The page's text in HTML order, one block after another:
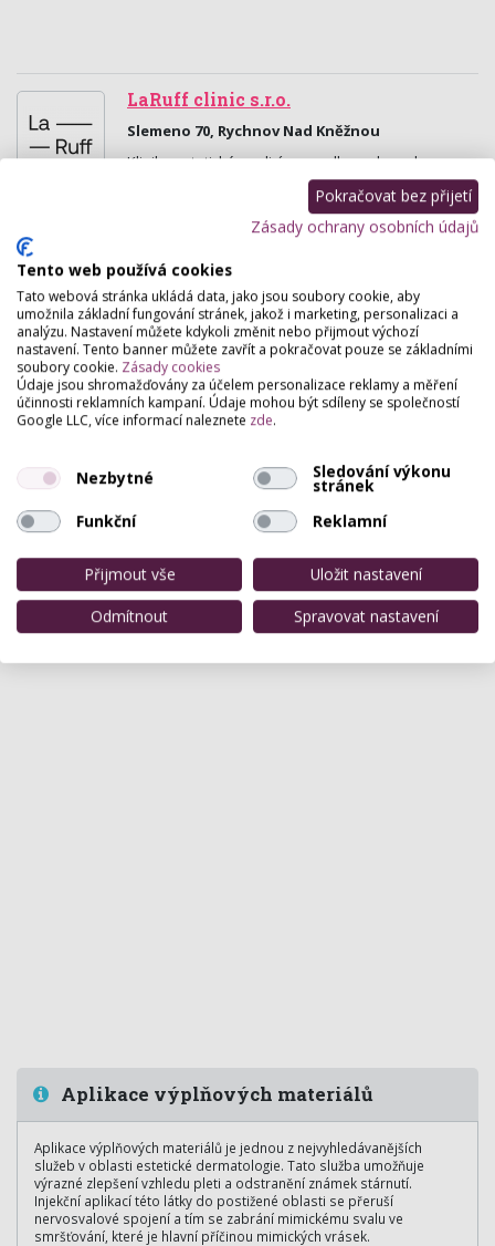
LaRuff clinic s.r.o.
Slemeno 70, Rychnov Nad Kněžnou
Klinika estetické medicíny a wellness komplex pro
Kosmetické A Nehtové Studio Cool
Smetanova 481/13 , Žďár Nad Sázavou
Kosmetická ošetření všech typů pleti - manuální -
přístrojová, Modeláž nehtů - Nail Art, Manikúra, P-
shine, Regenerace, Masáže, Lymfodrenáže,
zábaly…
Kosmetika LYmFA
Tento kosmetický salón sídlící ve Žďáru nad
Sázavou Vám nabízí prodlužování řas, široký výběr
masáží, kosmetická ošetření, manikúru, pedikúru,…
Aplikace výplňových materiálů
Aplikace výplňových materiálů je jednou z nejvyhledávanějších
služeb v oblasti estetické dermatologie. Tato služba umožňuje
výrazné zlepšení vzhledu pleti a odstranění známek stárnutí.
Injekční aplikací této látky do postižené oblasti se přeruší
nervosvalové spojení a tím se zabrání mimickému svalu ve
smršťování, které je hlavní příčinou mimických vrásek.
Pokračovat bez přijetí
Zásady ochrany osobních údajů
Tento web používá cookies
Tato webová stránka ukládá data, jako jsou soubory cookie, aby
umožnila základní fungování stránek, jakož i marketing, personalizaci a
analýzu. Nastavení můžete kdykoli změnit nebo přijmout výchozí
nastavení. Tento banner můžete zavřít a pokračovat pouze se základními
soubory cookie. Zásady cookies
Údaje jsou shromažďovány za účelem personalizace reklamy a měření
účinnosti reklamních kampaní. Údaje mohou být sdíleny se společností
Google LLC, více informací naleznete zde.
Nezbytné Sledování výkonu
stránek
Funkční
Reklamní
Přijmout vše
Uložit nastavení
Odmítnout
Spravovat nastavení